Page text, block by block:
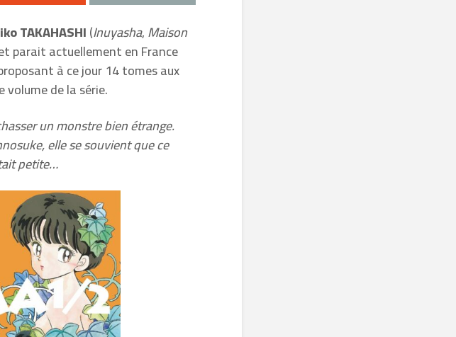
TAKAHASHI(Inuyasha,Maison
parait actuellement en France
à ce jour 14 tomes aux
volume de la série.
un monstre bien étrange.
elle se souvient que ce
petite…